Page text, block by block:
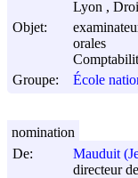
Lyon ,
Objet:
orales
Groupe:
École
De:
Mauduit
directeur
nomination